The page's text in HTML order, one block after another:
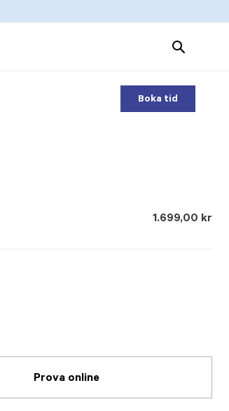
Search
Products
Boka tid
1.699,00 kr
Prova online